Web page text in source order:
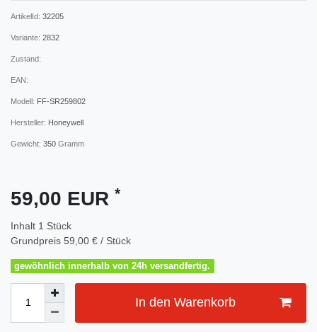
ArtikelId: 32205
Variante: 2832
Zustand:
EAN:
Modell: FF-SR259802
Hersteller: Honeywell
Gewicht: 350 Gramm
59,00 EUR *
Inhalt 1 Stück
Grundpreis 59,00 € / Stück
gewöhnlich innerhalb von 24h versandfertig.
In den Warenkorb